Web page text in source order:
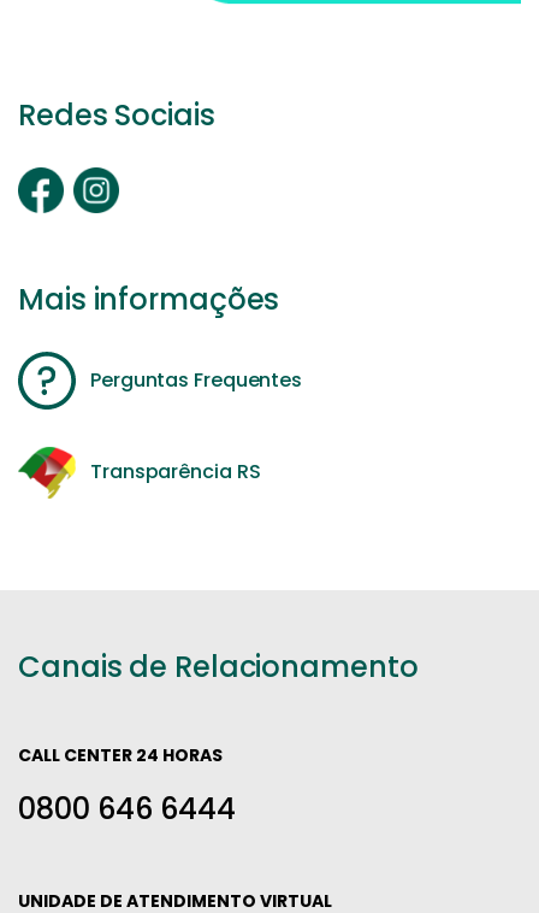
Redes Sociais
Mais informações
Perguntas Frequentes
Transparência RS
Canais de Relacionamento
CALL CENTER 24 HORAS
0800 646 6444
UNIDADE DE ATENDIMENTO VIRTUAL